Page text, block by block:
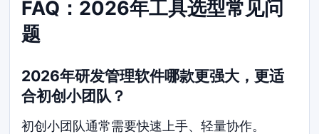
FAQ：2026年工具选型常见问
题
2026年研发管理软件哪款更强大，更适
合初创小团队？
初创小团队通常需要快速上手、轻量协作。